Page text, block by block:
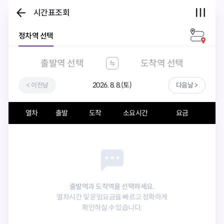
시간표조회
정차역 선택
출발역 선택 도착역 선택
< 이전날 2026. 8. 8.(토) 다음날>
열차 출발 도착 소요시간 요금
출발역과 도착역을 선택하세요.
열차시간 및 운임요금을 빠르고 정확하게
확인하실 수 있습니다.